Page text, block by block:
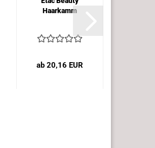
Haarkamm
ab 20,16 EUR